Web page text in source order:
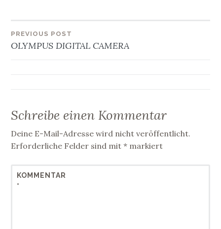
Beitragsnavigation
PREVIOUS POST
OLYMPUS DIGITAL CAMERA
Schreibe einen Kommentar
Deine E-Mail-Adresse wird nicht veröffentlicht.
Erforderliche Felder sind mit* markiert
KOMMENTAR
*